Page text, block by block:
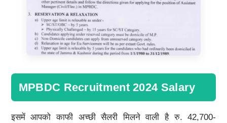
MPBDC Recruitment 2024 Salary
इसमें आपको काफी अच्छी सैलरी मिलने वाली है रु. 42,700-